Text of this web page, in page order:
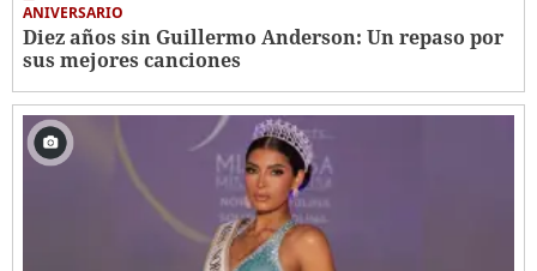
ANIVERSARIO
Diez años sin Guillermo Anderson: Un repaso por
sus mejores canciones